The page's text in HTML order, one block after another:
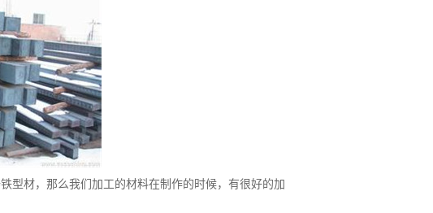
材，那么我们加工的材料在制作的时候，有很好的加